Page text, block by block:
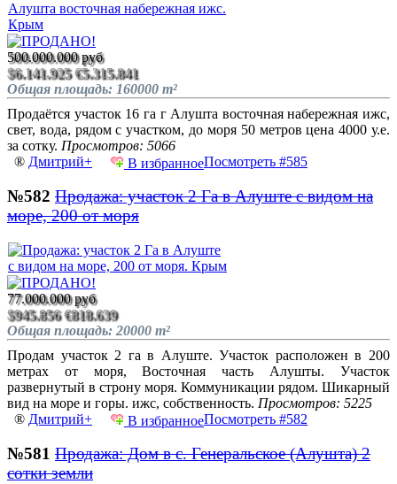
500.000.000 руб
$6.141.925 €5.315.841
Общая площадь: 160000 m²
Продаётся участок 16 га г Алушта восточная набережная ижс,
свет, вода, рядом с участком, до моря 50 метров цена 4000 у.е.
за сотку. Просмотров: 5066
® Дмитрий+ В избранноеПосмотреть #585
№582 Продажа: участок 2 Га в Алуште с видом на
море, 200 от моря
77.000.000 руб
$945.856 €818.639
Общая площадь: 20000 m²
Продам участок 2 га в Алуште. Участок расположен в 200
метрах от моря, Восточная часть Алушты. Участок
развернутый в строну моря. Коммуникации рядом. Шикарный
вид на море и горы. ижс, собственность. Просмотров: 5225
® Дмитрий+ В избранноеПосмотреть #582
№581 Продажа: Дом в с. Генеральское (Алушта) 2
сотки земли